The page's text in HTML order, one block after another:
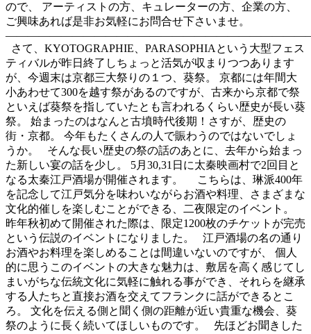
ので、 アーティストの方、キュレーターの方、企業の方、
ご興味あれば是非お気軽にお問合せ下さいませ。
さて、KYOTOGRAPHIE、PARASOPHIAという大型フェス
ティバルが昨日終了しちょっと活気が収まりつつあります
が、今週末は京都三大祭りの１つ、葵祭。 京都には年間大
小あわせて300を越す祭があるのですが、古来から京都で祭
といえば葵祭を指していたとも言われるくらい歴史が長い葵
祭。 始まったのはなんと古墳時代後期！さすが、歴史の
街・京都。 今年もたくさんの人で賑わうのではないでしょ
うか。 そんな長い歴史の祭の話のあとに、去年から始まっ
た新しい宴の話を少し。 5月30,31日に太秦映画村で2回目と
なる太秦江戸酒場が開催されます。 こちらは、琳派400年
を記念して江戸気分を味わいながらお酒や料理、さまざまな
文化的催しを楽しむことができる、二夜限定のイベント。
昨年秋初めて開催された際は、限定1200枚のチケットが完売
という伝説のイベントになりました。 江戸酒場の名の通り
お酒やお料理を楽しめることは間違いないのですが、 個人
的に思うこのイベントの大きな魅力は、敷居を高く感じてし
まいがちな伝統文化に気軽に触れる事ができ、それらを継承
する人たちと直接お酒を交えてフランクに話ができるとこ
ろ。 文化を伝える側と聞く側の距離が近い貴重な機会、葵
祭のように長く続いてほしいものです。 先ほどお聞きした